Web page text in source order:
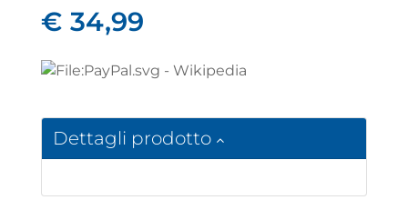
€ 34,99
Dettagli prodotto